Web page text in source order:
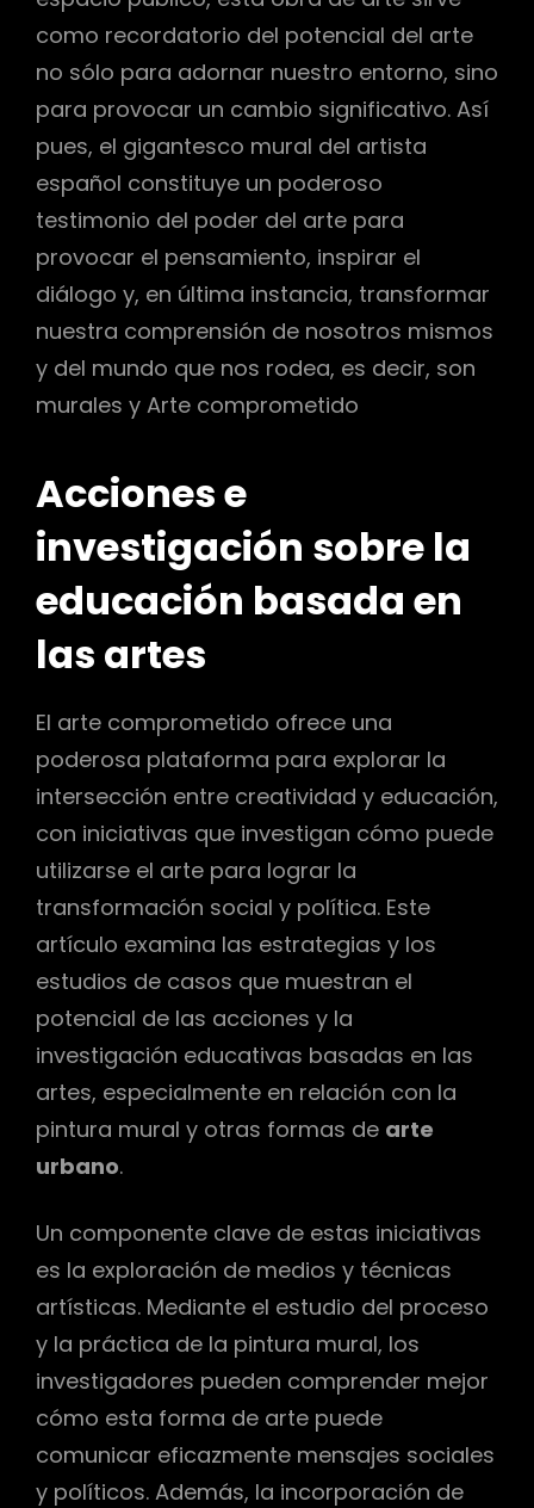
como recordatorio del potencial del arte
no sólo para adornar nuestro entorno, sino
para provocar un cambio significativo. Así
pues, el gigantesco mural del artista
español constituye un poderoso
testimonio del poder del arte para
provocar el pensamiento, inspirar el
diálogo y, en última instancia, transformar
nuestra comprensión de nosotros mismos
y del mundo que nos rodea, es decir, son
murales y Arte comprometido
Acciones e
investigación sobre la
educación basada en
las artes
El arte comprometido ofrece una
poderosa plataforma para explorar la
intersección entre creatividad y educación,
con iniciativas que investigan cómo puede
utilizarse el arte para lograr la
transformación social y política. Este
artículo examina las estrategias y los
estudios de casos que muestran el
potencial de las acciones y la
investigación educativas basadas en las
artes, especialmente en relación con la
pintura mural y otras formas de arte
urbano.
Un componente clave de estas iniciativas
es la exploración de medios y técnicas
artísticas. Mediante el estudio del proceso
y la práctica de la pintura mural, los
investigadores pueden comprender mejor
cómo esta forma de arte puede
comunicar eficazmente mensajes sociales
y políticos. Además, la incorporación de